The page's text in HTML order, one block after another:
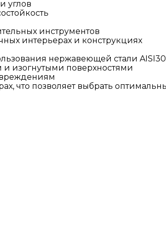
углов
инструментов
интерьерах и конструкциях
нержавеющей стали
и изогнутыми поверхностями
что позволяет выбрать